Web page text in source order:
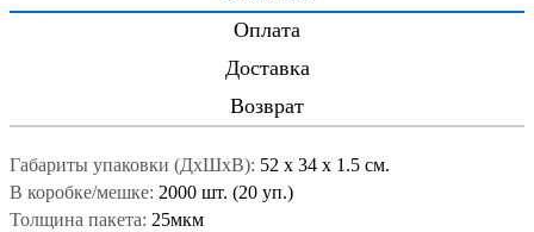
Оплата
Доставка
Возврат
Габариты упаковки (ДxШxВ): 52 x 34 x 1.5 см.
В коробке/мешке: 2000 шт. (20 уп.)
Толщина пакета: 25мкм